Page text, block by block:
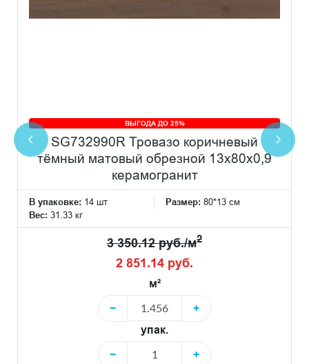
ВЫГОДА ДО 25%
SG732990R Тровазо коричневый
тёмный матовый обрезной 13x80x0,9
керамогранит
В упаковке: 14 шт Размер: 80*13 см
Вес: 31.33 кг
3 350.12 руб./м2
2 851.14 руб.
м²
−
+
упак.
−
+